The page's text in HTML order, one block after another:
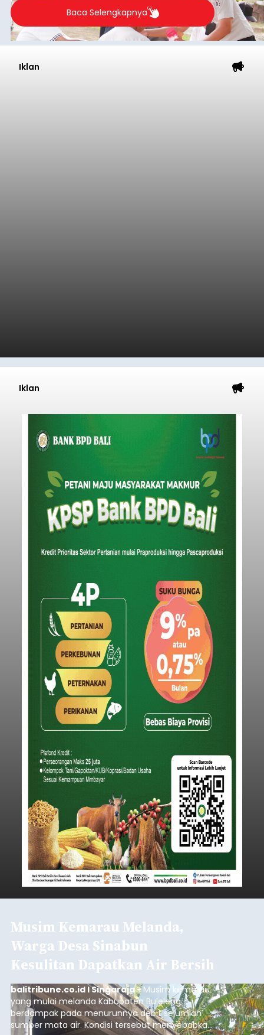
Baca Selengkapnya
Iklan
Iklan
Musim Kemarau Melanda,
Warga Desa Sinabun
Kesulitan Dapatkan Air Bersih
balitribune.co.id I Singaraja -Musim kemarau
yang mulai melanda Kabupaten Buleleng
berdampak pada menurunnya debit sejumlah
sumber mata air. Kondisi tersebut menyebabkan